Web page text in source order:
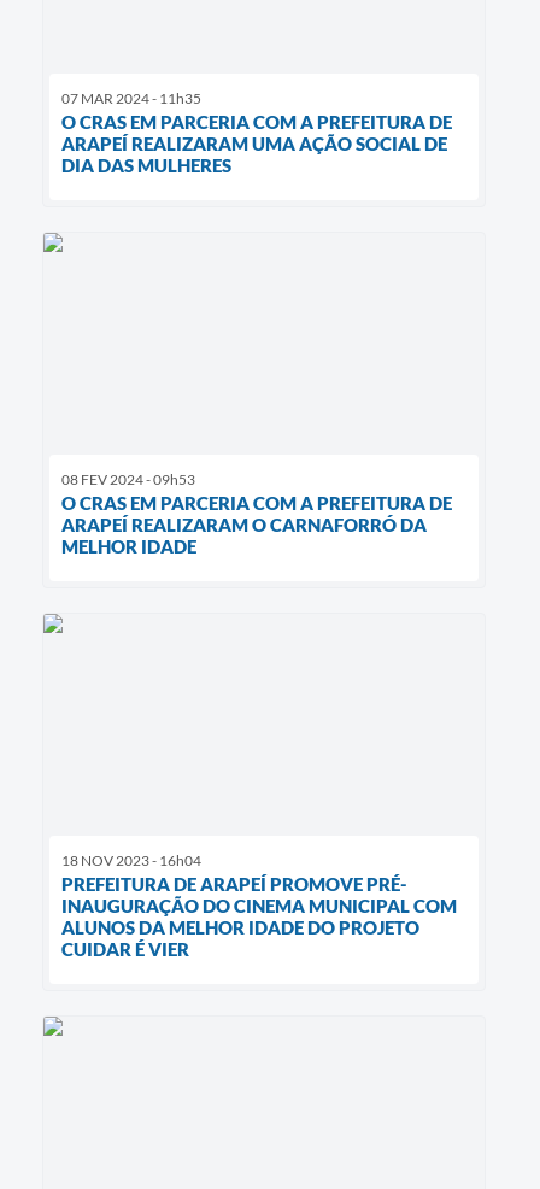
07 MAR 2024 - 11h35
O CRAS EM PARCERIA COM A PREFEITURA DE
ARAPEÍ REALIZARAM UMA AÇÃO SOCIAL DE
DIA DAS MULHERES
08 FEV 2024 - 09h53
O CRAS EM PARCERIA COM A PREFEITURA DE
ARAPEÍ REALIZARAM O CARNAFORRÓ DA
MELHOR IDADE
18 NOV 2023 - 16h04
PREFEITURA DE ARAPEÍ PROMOVE PRÉ-
INAUGURAÇÃO DO CINEMA MUNICIPAL COM
ALUNOS DA MELHOR IDADE DO PROJETO
CUIDAR É VIER